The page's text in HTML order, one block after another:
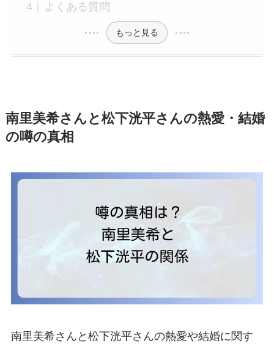
よくある質問
もっと見る
南里美希さんと松下洸平さんの熱愛・結婚
の噂の真相
南里美希さんと松下洸平さんの熱愛や結婚に関す